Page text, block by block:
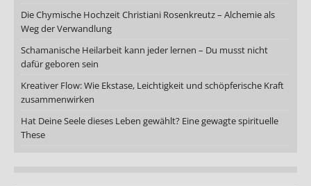
Die Chymische Hochzeit Christiani Rosenkreutz – Alchemie als
Weg der Verwandlung
Schamanische Heilarbeit kann jeder lernen – Du musst nicht
dafür geboren sein
Kreativer Flow: Wie Ekstase, Leichtigkeit und schöpferische Kraft
zusammenwirken
Hat Deine Seele dieses Leben gewählt? Eine gewagte spirituelle
These